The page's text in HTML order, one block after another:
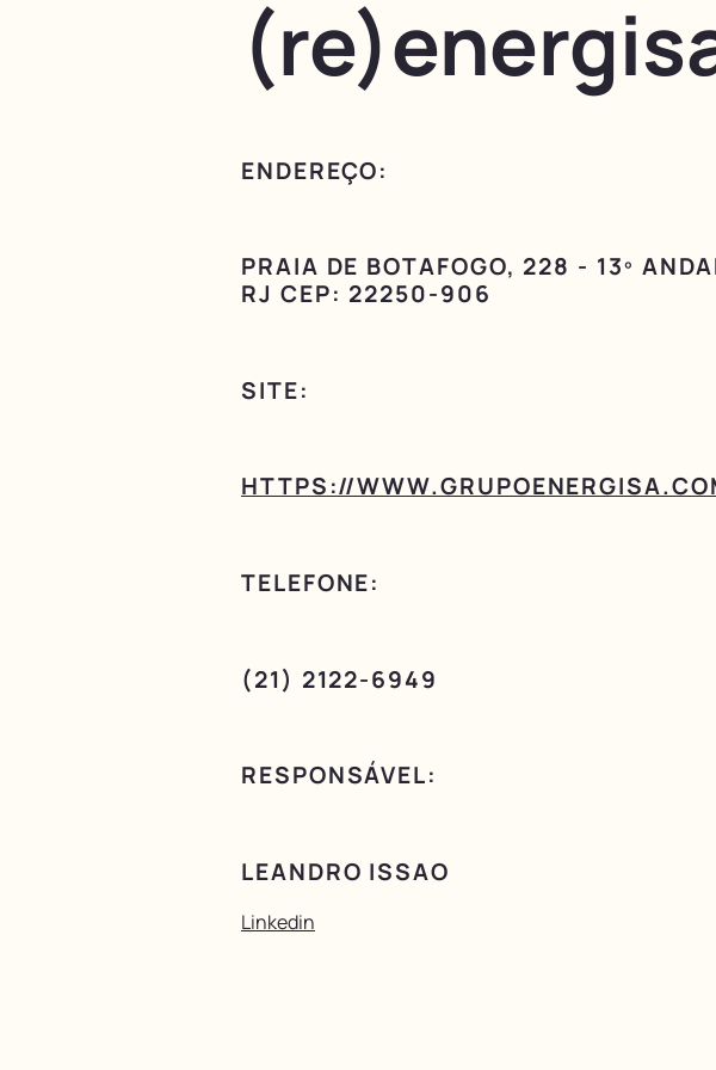
ENDEREÇO:
PRAIA DE BOTAFOGO, 228 - 13º
RJ CEP: 22250-906
SITE:
HTTPS://
TELEFONE:
(21) 2122-6949
RESPONSÁVEL:
LEANDRO ISSAO
Linkedin